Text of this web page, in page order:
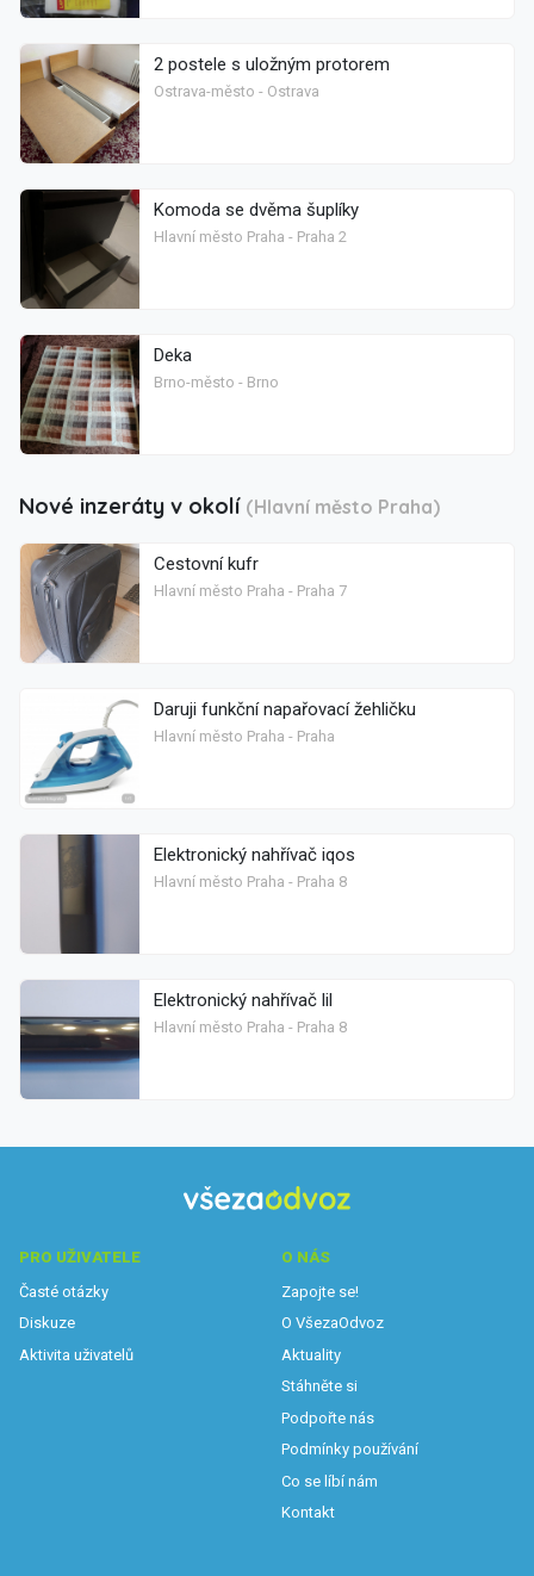
2 postele s uložným protorem
Ostrava-město - Ostrava
Komoda se dvěma šuplíky
Hlavní město Praha - Praha 2
Deka
Brno-město - Brno
Nové inzeráty v okolí (Hlavní město Praha)
Cestovní kufr
Hlavní město Praha - Praha 7
Daruji funkční napařovací žehličku
Hlavní město Praha - Praha
Elektronický nahřívač iqos
Hlavní město Praha - Praha 8
Elektronický nahřívač lil
Hlavní město Praha - Praha 8
PRO UŽIVATELE
Časté otázky
Diskuze
Aktivita uživatelů
O NÁS
Zapojte se!
O VšezaOdvoz
Aktuality
Stáhněte si
Podpořte nás
Podmínky používání
Co se líbí nám
Kontakt